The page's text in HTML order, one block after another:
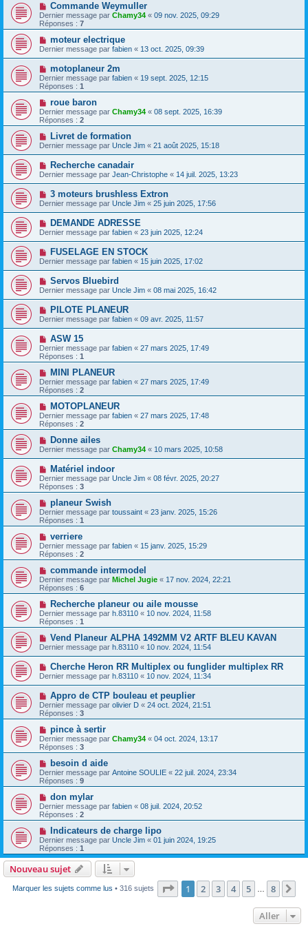
Commande Weymuller
Dernier message par Chamy34 « 09 nov. 2025, 09:29
Réponses : 7
moteur electrique
Dernier message par fabien « 13 oct. 2025, 09:39
motoplaneur 2m
Dernier message par fabien « 19 sept. 2025, 12:15
Réponses : 1
roue baron
Dernier message par Chamy34 « 08 sept. 2025, 16:39
Réponses : 2
Livret de formation
Dernier message par Uncle Jim « 21 août 2025, 15:18
Recherche canadair
Dernier message par Jean-Christophe « 14 juil. 2025, 13:23
3 moteurs brushless Extron
Dernier message par Uncle Jim « 25 juin 2025, 17:56
DEMANDE ADRESSE
Dernier message par fabien « 23 juin 2025, 12:24
FUSELAGE EN STOCK
Dernier message par fabien « 15 juin 2025, 17:02
Servos Bluebird
Dernier message par Uncle Jim « 08 mai 2025, 16:42
PILOTE PLANEUR
Dernier message par fabien « 09 avr. 2025, 11:57
ASW 15
Dernier message par fabien « 27 mars 2025, 17:49
Réponses : 1
MINI PLANEUR
Dernier message par fabien « 27 mars 2025, 17:49
Réponses : 2
MOTOPLANEUR
Dernier message par fabien « 27 mars 2025, 17:48
Réponses : 2
Donne ailes
Dernier message par Chamy34 « 10 mars 2025, 10:58
Matériel indoor
Dernier message par Uncle Jim « 08 févr. 2025, 20:27
Réponses : 3
planeur Swish
Dernier message par toussaint « 23 janv. 2025, 15:26
Réponses : 1
verriere
Dernier message par fabien « 15 janv. 2025, 15:29
Réponses : 2
commande intermodel
Dernier message par Michel Jugie « 17 nov. 2024, 22:21
Réponses : 6
Recherche planeur ou aile mousse
Dernier message par h.83110 « 10 nov. 2024, 11:58
Réponses : 1
Vend Planeur ALPHA 1492MM V2 ARTF BLEU KAVAN
Dernier message par h.83110 « 10 nov. 2024, 11:54
Cherche Heron RR Multiplex ou funglider multiplex RR
Dernier message par h.83110 « 10 nov. 2024, 11:34
Appro de CTP bouleau et peuplier
Dernier message par olivier D « 24 oct. 2024, 21:51
Réponses : 3
pince à sertir
Dernier message par Chamy34 « 04 oct. 2024, 13:17
Réponses : 3
besoin d aide
Dernier message par Antoine SOULIE « 22 juil. 2024, 23:34
Réponses : 9
don mylar
Dernier message par fabien « 08 juil. 2024, 20:52
Réponses : 2
Indicateurs de charge lipo
Dernier message par Uncle Jim « 01 juin 2024, 19:25
Réponses : 1
Nouveau sujet
Marquer les sujets comme lus • 316 sujets Page 1sur8
1 2 3 4 5 8
Aller